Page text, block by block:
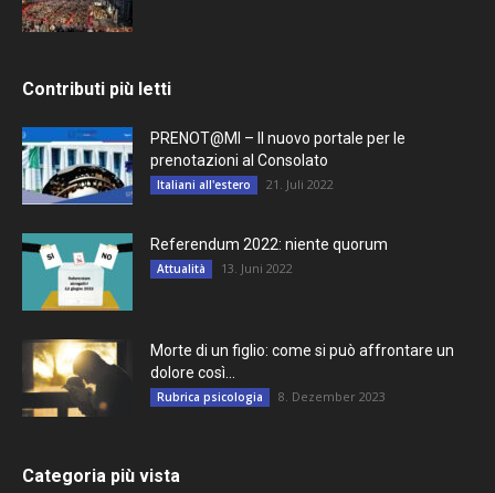
Contributi più letti
PRENOT@MI – Il nuovo portale per le
prenotazioni al Consolato
Italiani all'estero 21. Juli 2022
Referendum 2022: niente quorum
Attualità 13. Juni 2022
Morte di un figlio: come si può affrontare un
dolore così...
Rubrica psicologia 8. Dezember 2023
Categoria più vista